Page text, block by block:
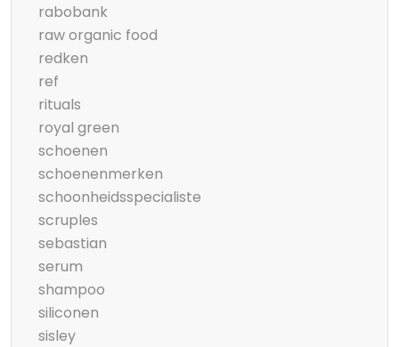
rabobank
raw organic food
redken
ref
rituals
royal green
schoenen
schoenenmerken
schoonheidsspecialiste
scruples
sebastian
serum
shampoo
siliconen
sisley